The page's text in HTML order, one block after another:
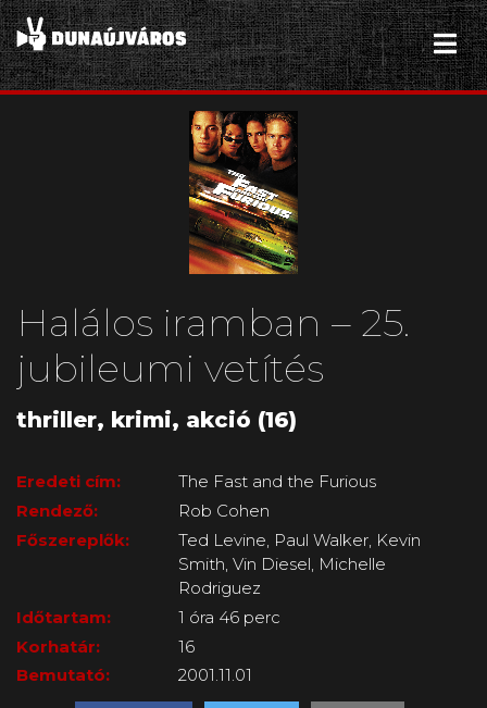
Halálos iramban – 25.
jubileumi vetítés
thriller, krimi, akció (16)
Eredeti cím:
The Fast and the Furious
Rendező:
Rob Cohen
Főszereplők:
Ted Levine, Paul Walker, Kevin
Smith, Vin Diesel, Michelle
Rodriguez
Időtartam:
1 óra 46 perc
Korhatár:
16
Bemutató:
2001.11.01